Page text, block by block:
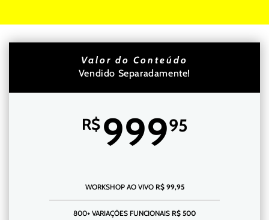
Valor do Conteúdo
Vendido Separadamente!
R$ 99995
WORKSHOP AO VIVO R$ 99,95
800+ VARIAÇÕES FUNCIONAIS R$ 500